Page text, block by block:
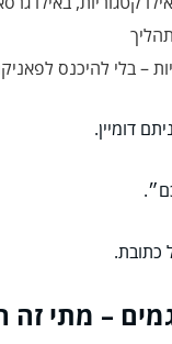
– בלי להיכנס
דומיין.
כתובת.